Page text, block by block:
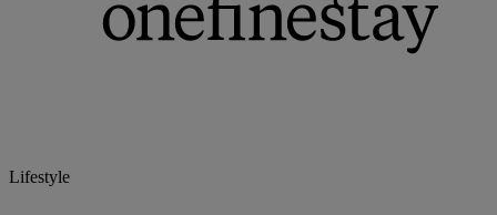
Lifestyle